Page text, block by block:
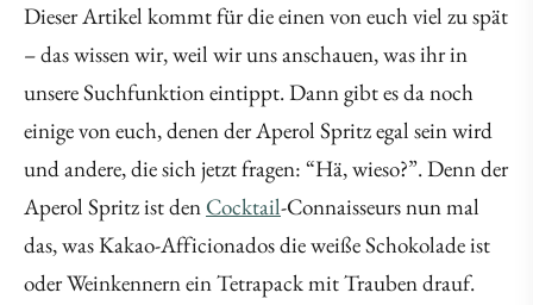
Dieser Artikel kommt für die einen von euch viel zu spät
– das wissen wir, weil wir uns anschauen, was ihr in
unsere Suchfunktion eintippt. Dann gibt es da noch
einige von euch, denen der Aperol Spritz egal sein wird
und andere, die sich jetzt fragen: “Hä, wieso?”. Denn der
Aperol Spritz ist den Cocktail-Connaisseurs nun mal
das, was Kakao-Afficionados die weiße Schokolade ist
oder Weinkennern ein Tetrapack mit Trauben drauf.